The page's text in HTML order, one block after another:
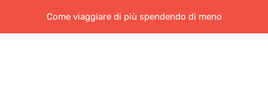
Come viaggiare di più spendendo di meno